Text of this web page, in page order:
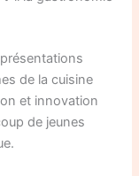
de la cuisine
et innovation
de jeunes